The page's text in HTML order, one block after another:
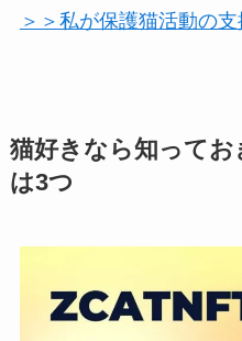
＞＞私が保護猫活動の
猫好きなら知って
は3つ